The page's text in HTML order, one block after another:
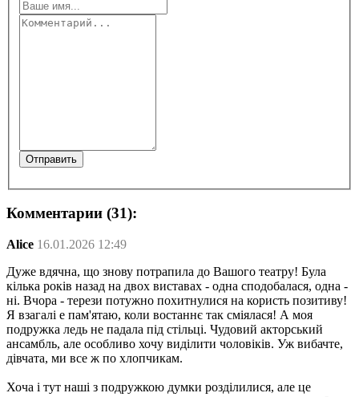
Комментарии (31):
Alice 16.01.2026 12:49
Дуже вдячна, що знову потрапила до Вашого театру! Була
кілька років назад на двох виставах - одна сподобалася, одна -
ні. Вчора - терези потужно похитнулися на користь позитиву!
Я взагалі е пам'ятаю, коли востаннє так сміялася! А моя
подружка ледь не падала під стільці. Чудовий акторський
ансамбль, але особливо хочу виділити чоловіків. Уж вибачте,
дівчата, ми все ж по хлопчикам.
Хоча і тут наші з подружкою думки розділилися, але це